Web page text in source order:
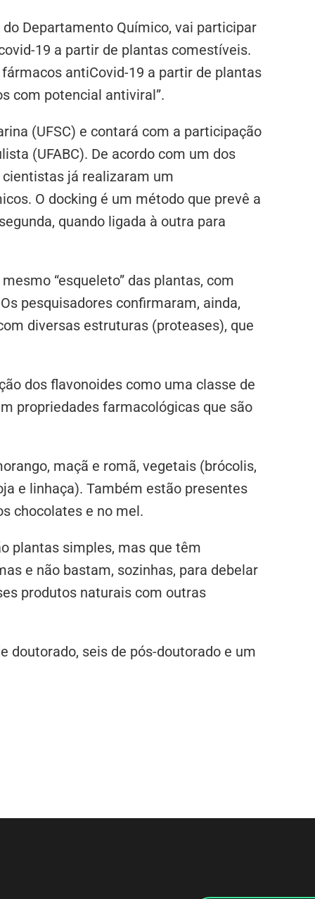
Departamento Químico, vai participar
19 a partir de plantas comestíveis.
antiCovid-19 a partir de plantas
com potencial antiviral”.
(UFSC) e contará com a participação
(UFABC). De acordo com um dos
já realizaram um
O docking é um método que prevê a
quando ligada à outra para
“esqueleto” das plantas, com
pesquisadores confirmaram, ainda,
diversas estruturas (proteases), que
dos flavonoides como uma classe de
propriedades farmacológicas que são
maçã e romã, vegetais (brócolis,
e linhaça). Também estão presentes
chocolates e no mel.
plantas simples, mas que têm
e não bastam, sozinhas, para debelar
produtos naturais com outras
doutorado, seis de pós-doutorado e um